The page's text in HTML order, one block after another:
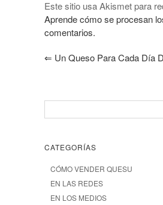
Este sitio usa Akismet para
Aprende cómo se procesan
comentarios.
⇐ Un Queso Para Cada Día
CATEGORÍAS
CÓMO VENDER QUESU
EN LAS REDES
EN LOS MEDIOS